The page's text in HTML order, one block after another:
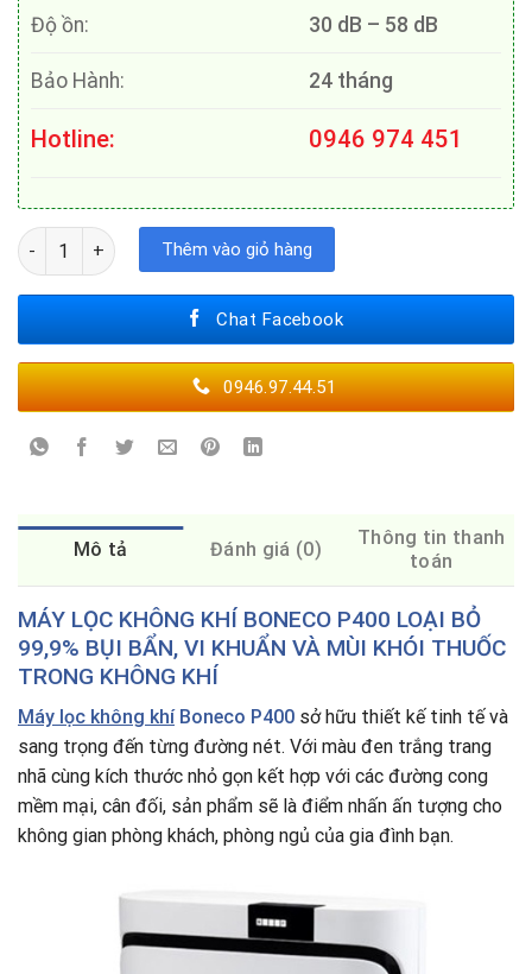
Độ ồn: 30 dB – 58 dB
Bảo Hành: 24 tháng
Hotline: 0946 974 451
MÁY LỌC KHÔNG KHÍ BONECO P400 số lượng
Thêm vào giỏ hàng
Chat Facebook
0946.97.44.51
Mô tả Đánh giá (0)
Thông tin thanh
toán
MÁY LỌC KHÔNG KHÍ BONECO P400 LOẠI BỎ
99,9% BỤI BẨN, VI KHUẨN VÀ MÙI KHÓI THUỐC
TRONG KHÔNG KHÍ
Máy lọc không khíBoneco P400 sở hữu thiết kế tinh tế và
sang trọng đến từng đường nét. Với màu đen trắng trang
nhã cùng kích thước nhỏ gọn kết hợp với các đường cong
mềm mại, cân đối, sản phẩm sẽ là điểm nhấn ấn tượng cho
không gian phòng khách, phòng ngủ của gia đình bạn.